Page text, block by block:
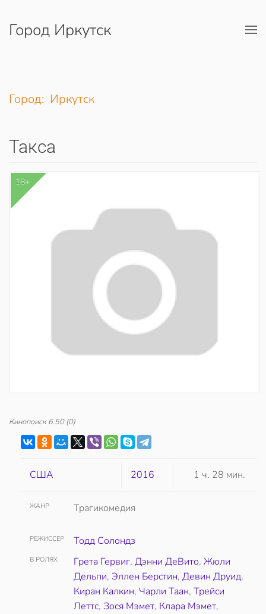
Перейти к содержимому
Город Иркутск
Город: Иркутск
Такса
18+
Кинопоиск 6.50(0)
США 2016 1 ч. 28 мин.
ЖАНР Трагикомедия
РЕЖИССЕР Тодд Солондз
В РОЛЯХ Грета Гервиг, Дэнни ДеВито, Жюли
Дельпи, Эллен Берстин, Девин Друид,
Киран Калкин, Чарли Таан, Трейси
Леттс, Зося Мэмет, Клара Мэмет,